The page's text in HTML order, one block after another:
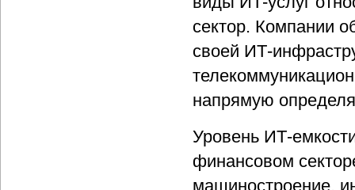
сектор. Компании
своей ИТ-
напрямую
Уровень ИТ-
финансовом
машиностроение,